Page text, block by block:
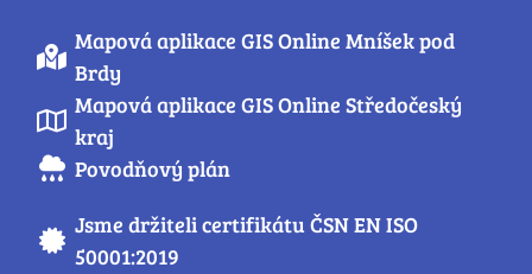
Mapová aplikace GIS Online Mníšek pod
Brdy
Mapová aplikace GIS Online Středočeský
kraj
Povodňový plán
Jsme držiteli certifikátu ČSN EN ISO
50001:2019